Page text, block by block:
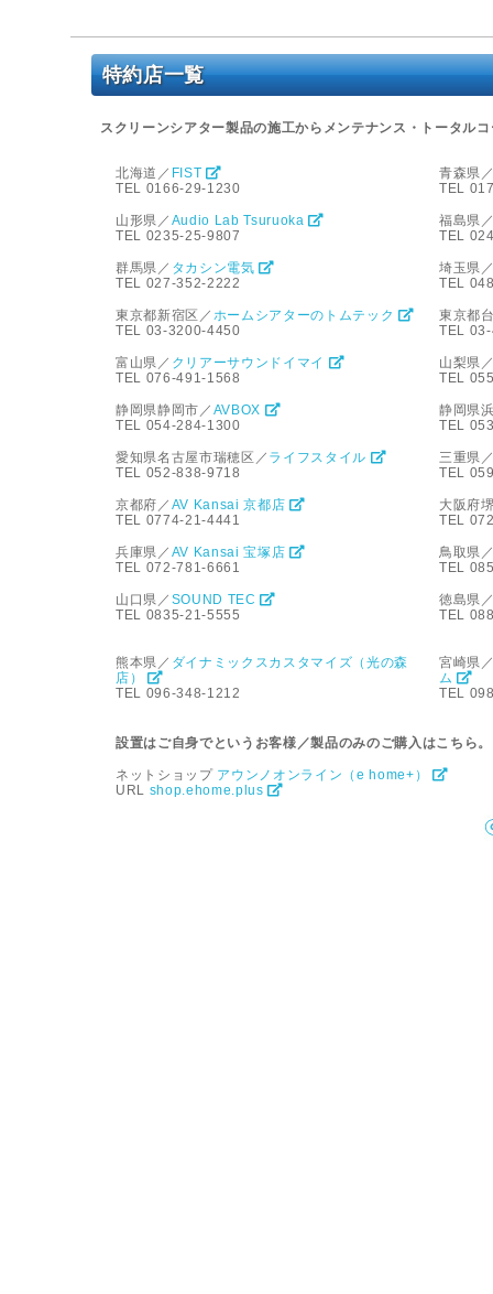
特約店一覧
スクリーンシアター製品の施工からメンテナンス・トータル
北海道／ FIST
TEL 0166-29-1230
青森県
TEL
山形県／ Audio Lab Tsuruoka
TEL 0235-25-9807
福島県
TEL
群馬県／ タカシン電気
TEL 027-352-2222
埼玉県
TEL
東京都新宿区／ ホームシアターのトムテック
TEL 03-3200-4450
東京都
TEL
富山県／ クリアーサウンドイマイ
TEL 076-491-1568
山梨県
TEL
静岡県静岡市／ AVBOX
TEL 054-284-1300
静岡県
TEL
愛知県名古屋市瑞穂区／ ライフスタイル
TEL 052-838-9718
三重県
TEL
京都府／ AV Kansai 京都店
TEL 0774-21-4441
大阪府
TEL
兵庫県／ AV Kansai 宝塚店
TEL 072-781-6661
鳥取県
TEL
山口県／ SOUND TEC
TEL 0835-21-5555
徳島県
TEL
熊本県／ ダイナミックスカスタマイズ（光の森
店）
TEL 096-348-1212
宮崎県
ム
TEL
設置はご自身でというお客様／製品のみのご購入はこちら。
ネットショップ アウンノオンライン（e home+）
URL shop.ehome.plus